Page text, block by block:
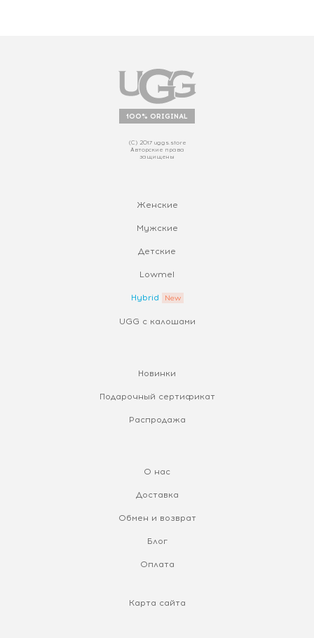
100% ORIGINAL
(С) 2017 uggs.store
Авторские права
защищены
Женские
Мужские
Детские
Lowmel
Hybrid
UGG с калошами
Новинки
Подарочный сертификат
Распродажа
О нас
Доставка
Обмен и возврат
Блог
Оплата
Карта сайта